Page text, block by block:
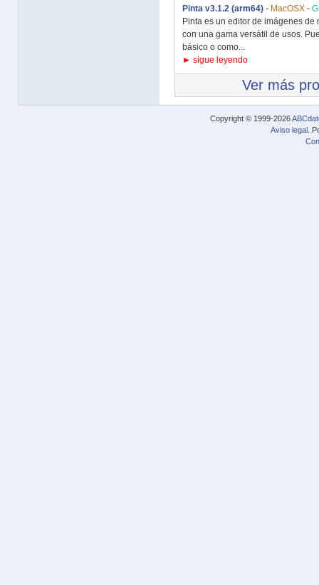
Pinta v3.1.2 (arm64) - MacOSX -
Pinta es un editor de imágenes
con una gama versátil de usos.
básico o como...
► sigue leyendo
Ver más
Copyright © 1999-2026
Aviso legal .